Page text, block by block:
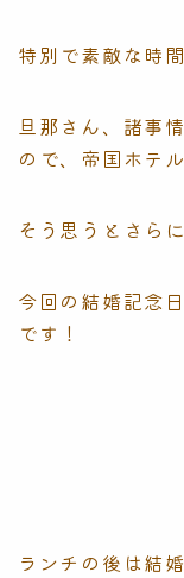
特別で素敵な時
旦那さん、諸事
ので、帝国ホテ
そう思うとさら
今回の結婚記念
です！
ランチの後は結